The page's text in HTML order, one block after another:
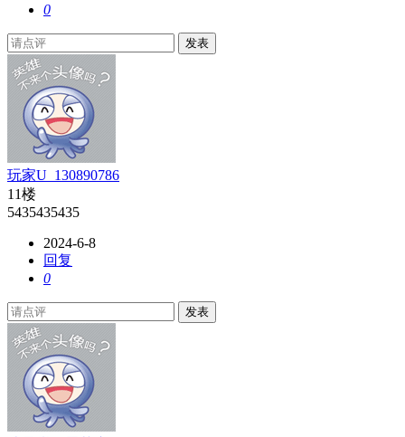
0
发表
玩家U_130890786
11楼
5435435435
2024-6-8
回复
0
发表